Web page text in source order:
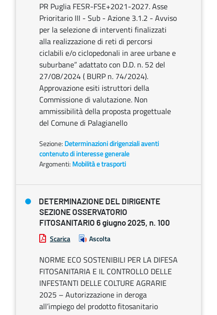
PR Puglia FESR-FSE+2021-2027. Asse
Prioritario III - Sub - Azione 3.1.2 - Avviso
per la selezione di interventi finalizzati
alla realizzazione di reti di percorsi
ciclabili e/o ciclopedonali in aree urbane e
suburbane” adattato con D.D. n. 52 del
27/08/2024 ( BURP n. 74/2024).
Approvazione esiti istruttori della
Commissione di valutazione. Non
ammissibilità della proposta progettuale
del Comune di Palagianello
Sezione: Determinazioni dirigenziali aventi
contenuto di interesse generale
Argomenti: Mobilità e trasporti
DETERMINAZIONE DEL DIRIGENTE
SEZIONE OSSERVATORIO
FITOSANITARIO 6 giugno 2025, n. 100
Scarica Ascolta
NORME ECO SOSTENIBILI PER LA DIFESA
FITOSANITARIA E IL CONTROLLO DELLE
INFESTANTI DELLE COLTURE AGRARIE
2025 – Autorizzazione in deroga
all’impiego del prodotto fitosanitario